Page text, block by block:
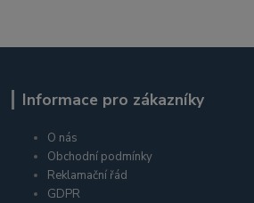
Informace pro zákazníky
O nás
Obchodní podmínky
Reklamační řád
GDPR